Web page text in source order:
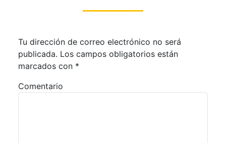
Tu dirección de correo electrónico no será
publicada. Los campos obligatorios están
marcados con *
Comentario